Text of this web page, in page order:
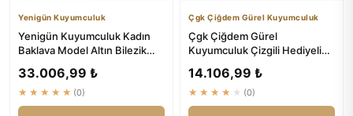
Yenigün Kuyumculuk
Yenigün Kuyumculuk Kadın
Baklava Model Altın Bilezik
33.006,99 ₺
★★★★★ (0)
Çgk Çiğdem Gürel Kuyumculuk
Çgk Çiğdem Gürel
Kuyumculuk Çizgili Hediyelik
14.106,99 ₺
★★★★★ (0)